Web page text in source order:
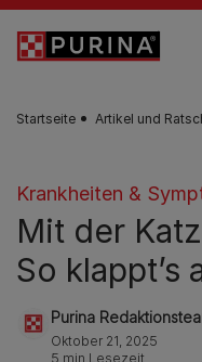
Skip to main content
Startseite Artikel und
Krankheiten &
Mit der
So klappt’s
Purina
Oktober 21, 2025
5 min Lesezeit